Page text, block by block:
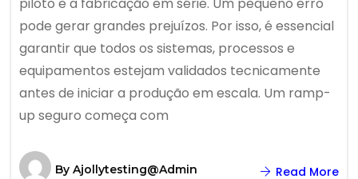
pode gerar grandes prejuízos. Por isso, é essencial
garantir que todos os sistemas, processos e
equipamentos estejam validados tecnicamente
antes de iniciar a produção em escala. Um ramp-
up seguro começa com
By Ajollytesting@admin Read More